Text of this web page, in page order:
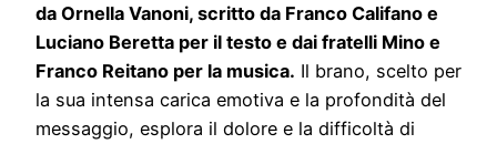
da Ornella Vanoni, scritto da Franco Califano e
Luciano Beretta per il testo e dai fratelli Mino e
Franco Reitano per la musica. Il brano, scelto per
la sua intensa carica emotiva e la profondità del
messaggio, esplora il dolore e la difficoltà di